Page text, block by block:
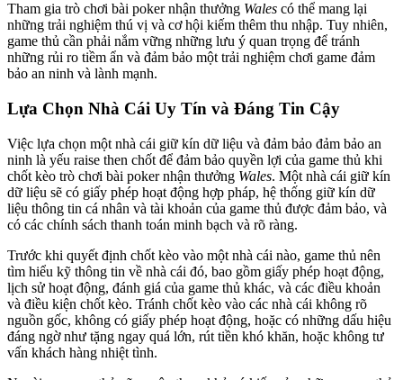
Tham gia trò chơi bài poker nhận thưởng Wales có thể mang lại
những trải nghiệm thú vị và cơ hội kiếm thêm thu nhập. Tuy nhiên,
game thủ cần phải nắm vững những lưu ý quan trọng để tránh
những rủi ro tiềm ẩn và đảm bảo một trải nghiệm chơi game đảm
bảo an ninh và lành mạnh.
Lựa Chọn Nhà Cái Uy Tín và Đáng Tin Cậy
Việc lựa chọn một nhà cái giữ kín dữ liệu và đảm bảo đảm bảo an
ninh là yếu raise then chốt để đảm bảo quyền lợi của game thủ khi
chốt kèo trò chơi bài poker nhận thưởng Wales. Một nhà cái giữ kín
dữ liệu sẽ có giấy phép hoạt động hợp pháp, hệ thống giữ kín dữ
liệu thông tin cá nhân và tài khoản của game thủ được đảm bảo, và
có các chính sách thanh toán minh bạch và rõ ràng.
Trước khi quyết định chốt kèo vào một nhà cái nào, game thủ nên
tìm hiểu kỹ thông tin về nhà cái đó, bao gồm giấy phép hoạt động,
lịch sử hoạt động, đánh giá của game thủ khác, và các điều khoản
và điều kiện chốt kèo. Tránh chốt kèo vào các nhà cái không rõ
nguồn gốc, không có giấy phép hoạt động, hoặc có những dấu hiệu
đáng ngờ như tặng ngay quá lớn, rút tiền khó khăn, hoặc không tư
vấn khách hàng nhiệt tình.